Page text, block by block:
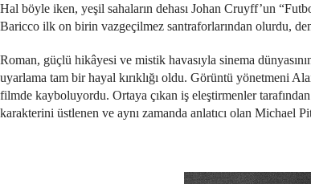
Hal böyle iken, yeşil sahaların dehası Johan Cruyff’un
Baricco ilk on birin vazgeçilmez santraforlarından olurdu,
Roman, güçlü hikâyesi ve mistik havasıyla sinema
uyarlama tam bir hayal kırıklığı oldu. Görüntü yönetmeni
filmde kayboluyordu. Ortaya çıkan iş eleştirmenler
karakterini üstlenen ve aynı zamanda anlatıcı olan Michael